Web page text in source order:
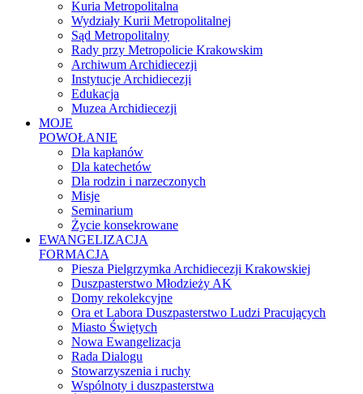
Kuria Metropolitalna
Wydziały Kurii Metropolitalnej
Sąd Metropolitalny
Rady przy Metropolicie Krakowskim
Archiwum Archidiecezji
Instytucje Archidiecezji
Edukacja
Muzea Archidiecezji
MOJE
POWOŁANIE
Dla kapłanów
Dla katechetów
Dla rodzin i narzeczonych
Misje
Seminarium
Życie konsekrowane
EWANGELIZACJA
FORMACJA
Piesza Pielgrzymka Archidiecezji Krakowskiej
Duszpasterstwo Młodzieży AK
Domy rekolekcyjne
Ora et Labora Duszpasterstwo Ludzi Pracujących
Miasto Świętych
Nowa Ewangelizacja
Rada Dialogu
Stowarzyszenia i ruchy
Wspólnoty i duszpasterstwa